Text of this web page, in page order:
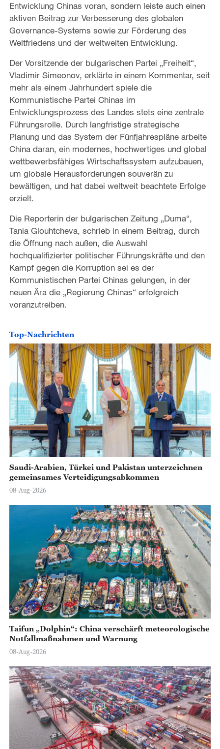
Entwicklung Chinas voran, sondern leiste auch einen
aktiven Beitrag zur Verbesserung des globalen
Governance-Systems sowie zur Förderung des
Weltfriedens und der weltweiten Entwicklung.
Der Vorsitzende der bulgarischen Partei „Freiheit“,
Vladimir Simeonov, erklärte in einem Kommentar, seit
mehr als einem Jahrhundert spiele die
Kommunistische Partei Chinas im
Entwicklungsprozess des Landes stets eine zentrale
Führungsrolle. Durch langfristige strategische
Planung und das System der Fünfjahrespläne arbeite
China daran, ein modernes, hochwertiges und global
wettbewerbsfähiges Wirtschaftssystem aufzubauen,
um globale Herausforderungen souverän zu
bewältigen, und hat dabei weltweit beachtete Erfolge
erzielt.
Die Reporterin der bulgarischen Zeitung „Duma“,
Tania Glouhtcheva, schrieb in einem Beitrag, durch
die Öffnung nach außen, die Auswahl
hochqualifizierter politischer Führungskräfte und den
Kampf gegen die Korruption sei es der
Kommunistischen Partei Chinas gelungen, in der
neuen Ära die „Regierung Chinas“ erfolgreich
voranzutreiben.
Top-Nachrichten
Saudi-Arabien, Türkei und Pakistan unterzeichnen
gemeinsames Verteidigungsabkommen
08-Aug-2026
Taifun „Dolphin“: China verschärft meteorologische
Notfallmaßnahmen und Warnung
08-Aug-2026